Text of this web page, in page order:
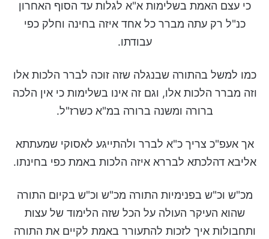
כי עצם האמת בשלימות א"א לגלות עד הסוף האחרון
כנ"ל רק עתה מברר כל אחד איזה בחינה וחלק כפי
עבודתו.
כמו למשל בהתורה שבנגלה שזה זוכה לברר הלכות אלו
וזה מברר הלכות אלו, וגם זה אינו בשלימות כי אין הלכה
ברורה ומשנה ברורה במ"א כשרז"ל.
אך אעפ"כ צריך כ"א לברר ולהתייגע לאסוקי שמעתתא
אליבא דהלכתא לבררא איזה הלכות באמת כפי בחינתו.
מכ"ש וכ"ש בפנימיות התורה מכ"ש וכ"ש בקיום התורה
שהוא העיקר העולה על הכל שזה הלימוד של עצות
ותחבולות איך לזכות להתעורר באמת לקיים את התורה